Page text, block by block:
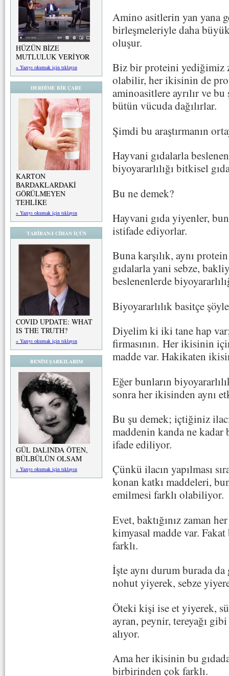
HÜZÜN BİZE
MUTLULUK VERİYOR
» Yazıyı okumak için tıklayın
DERDİME BİR ÇARE
KARTON
BARDAKLARDAKİ
GÖRÜLMEYEN
TEHLİKE
» Yazıyı okumak için tıklayın
TABİBAN-I CİHAN İÇÜN
COVID UPDATE: WHAT
IS THE TRUTH?
» Yazıyı okumak için tıklayın
BENİM ŞARKILARIM
GÜL DALINDA ÖTEN,
BÜLBÜLÜN OLSAM
» Yazıyı okumak için tıklayın
Amino asitlerin yan yana
birleşmeleriyle daha
oluşur.
Biz bir proteini yediğimiz
olabilir, her ikisinin de
aminoasitlere ayrılır ve
bütün vücuda dağılırlar.
Şimdi bu araştırmanın
Hayvani gıdalarla
biyoyararlılığı bitkisel
Bu ne demek?
Hayvani gıda yiyenler,
istifade ediyorlar.
Buna karşılık, aynı
gıdalarla yani sebze,
beslenenlerde
Biyoyararlılık basitçe
Diyelim ki iki tane hap
firmasının. Her ikisinin
madde var. Hakikaten
Eğer bunların
sonra her ikisinden aynı
Bu şu demek; içtiğiniz
maddenin kanda ne kadar
ifade ediliyor.
Çünkü ilacın yapılması
konan katkı maddeleri,
emilmesi farklı olabiliyor.
Evet, baktığınız zaman
kimyasal madde var.
farklı.
İşte aynı durum burada
nohut yiyerek, sebze
Öteki kişi ise et yiyerek,
ayran, peynir, tereyağı
alıyor.
Ama her ikisinin bu
birbirinden çok farklı.